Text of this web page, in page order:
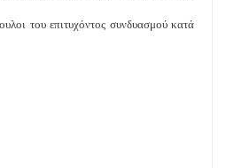
του επιτυχόντος συνδυασμού κατά